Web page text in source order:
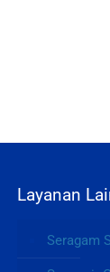
Layanan
Seragam